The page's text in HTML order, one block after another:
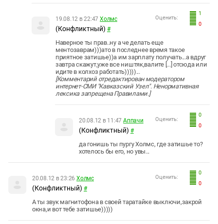
1
0
Оценить:
19.08.12 в 22:47 Холмс
(Конфликтный) #
Наверное ты прав..ну а че делать еще
ментозаврам)))ато в последнее время такое
приятное затишье))а им зарплату получать...а вдруг
завтра скажут,уже все ништяк,валите [...] отсюда или
идите в колхоз работать)))))...
[Комментарий отредактирован модератором
интернет-СМИ "Кавказский Узел". Ненормативная
лексика запрещена Правилами.]
0
0
Оценить:
20.08.12 в 11:47 Аппачи
(Конфликтный) #
да гонишь ты пургу Холмс, где затишье то?
хотелось бы его, но увы...
0
0
Оценить:
20.08.12 в 23:26 Холмс
(Конфликтный) #
А ты звук магнитофона в своей таратайке выключи,закрой
окна,и вот тебе затишье)))))